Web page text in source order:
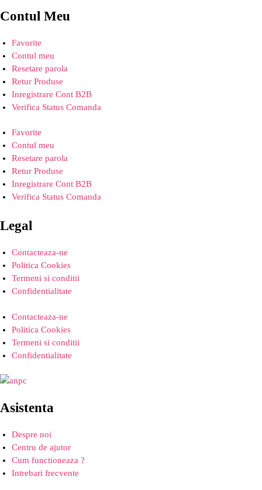
Contul Meu
Favorite
Contul meu
Resetare parola
Retur Produse
Inregistrare Cont B2B
Verifica Status Comanda
Favorite
Contul meu
Resetare parola
Retur Produse
Inregistrare Cont B2B
Verifica Status Comanda
Legal
Contacteaza-ne
Politica Cookies
Termeni si conditii
Confidentialitate
Contacteaza-ne
Politica Cookies
Termeni si conditii
Confidentialitate
Asistenta
Despre noi
Centru de ajutor
Cum functioneaza ?
Intrebari frecvente